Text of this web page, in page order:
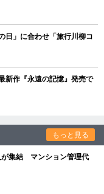
」に合わせ「旅行川柳コ
新作『永遠の記憶』発売で
もっと見る
が集結 マンション管理代